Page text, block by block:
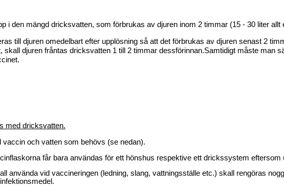
i den mängd dricksvatten, som förbrukas av djuren inom 2 timmar (15 - 30 liter allt
till djuren omedelbart efter upplösning så att det förbrukas av djuren senast 2
skall djuren fråntas dricksvatten 1 till 2 timmar dessförinnan.Samtidigt måste man
med dricksvatten.
vaccin och vatten som behövs (se nedan).
får bara användas för ett hönshus respektive ett drickssystem eftersom
använda vid vaccineringen (ledning, slang, vattningsställe etc.) skall rengöras